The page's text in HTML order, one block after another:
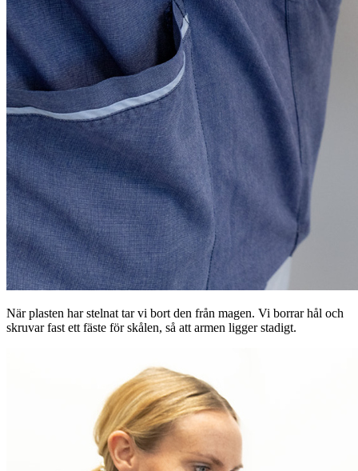
När plasten har stelnat tar vi bort den från magen. Vi borrar hål och
skruvar fast ett fäste för skålen, så att armen ligger stadigt.